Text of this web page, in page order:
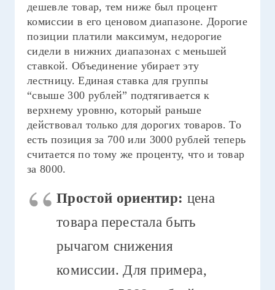
дешевле товар, тем ниже был процент
комиссии в его ценовом диапазоне. Дорогие
позиции платили максимум, недорогие
сидели в нижних диапазонах с меньшей
ставкой. Объединение убирает эту
лестницу. Единая ставка для группы
“свыше 300 рублей” подтягивается к
верхнему уровню, который раньше
действовал только для дорогих товаров. То
есть позиция за 700 или 3000 рублей теперь
считается по тому же проценту, что и товар
за 8000.
Простой ориентир: цена
товара перестала быть
рычагом снижения
комиссии. Для примера,